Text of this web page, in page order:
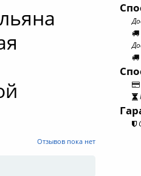
Отзывов пока нет